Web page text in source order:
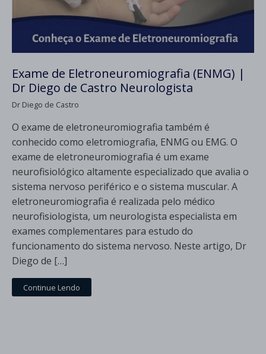
Exame de Eletroneuromiografia (ENMG) |
Dr Diego de Castro Neurologista
Dr Diego de Castro
O exame de eletroneuromiografia também é
conhecido como eletromiografia, ENMG ou EMG. O
exame de eletroneuromiografia é um exame
neurofisiológico altamente especializado que avalia o
sistema nervoso periférico e o sistema muscular. A
eletroneuromiografia é realizada pelo médico
neurofisiologista, um neurologista especialista em
exames complementares para estudo do
funcionamento do sistema nervoso. Neste artigo, Dr
Diego de […]
Continue Lendo